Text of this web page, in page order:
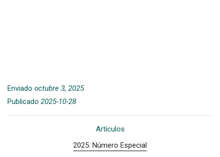
Enviado octubre 3, 2025
Publicado 2025-10-28
Artículos
2025: Número Especial